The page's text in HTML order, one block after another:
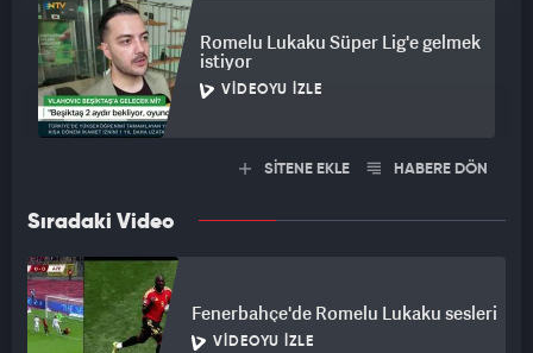
Romelu Lukaku Süper Lig'e gelmek
istiyor
VIDEOYU İZLE
SİTENE EKLE HABERE DÖN
Sıradaki Video
Fenerbahçe'de Romelu Lukaku sesleri
VIDEOYU İZLE